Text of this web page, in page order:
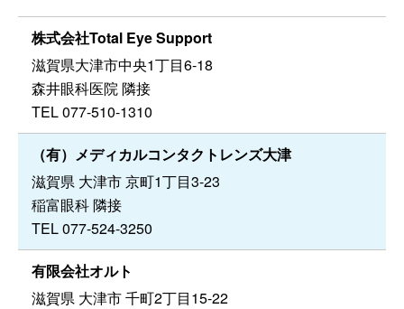
株式会社Total Eye Support
滋賀県大津市中央1丁目6-18
森井眼科医院 隣接
TEL 077-510-1310
（有）メディカルコンタクトレンズ大津
滋賀県 大津市 京町1丁目3-23
稲富眼科 隣接
TEL 077-524-3250
有限会社オルト
滋賀県 大津市 千町2丁目15-22